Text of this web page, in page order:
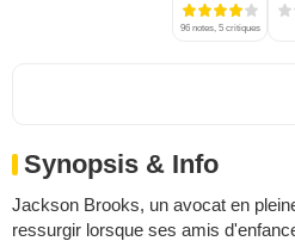
96 notes, 5 critiques
Synopsis & Info
Jackson Brooks, un avocat en
ressurgir lorsque ses amis